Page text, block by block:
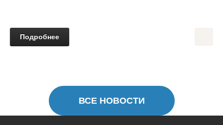
Подробнее
ВСЕ НОВОСТИ